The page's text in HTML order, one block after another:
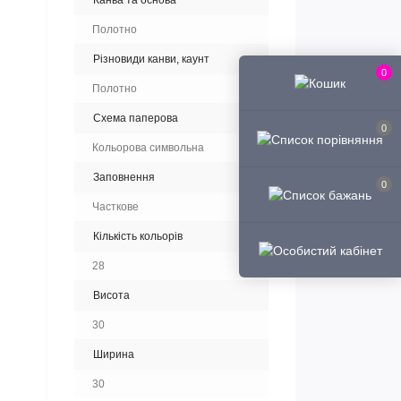
0
0
0
Полотно
Різновиди канви, каунт
Полотно
Схема паперова
Кольорова символьна
Заповнення
Часткове
Кількість кольорів
28
Висота
30
Ширина
30